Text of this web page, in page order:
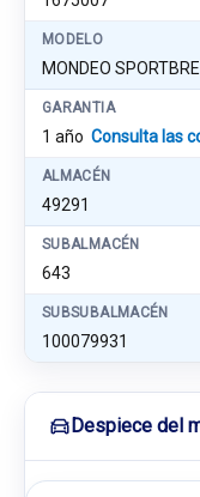
MODELO
MONDEO
GARANTIA
1 año Consulta las
ALMACÉN
49291
SUBALMACÉN
643
SUBSUBALMACÉN
100079931
Despiece del